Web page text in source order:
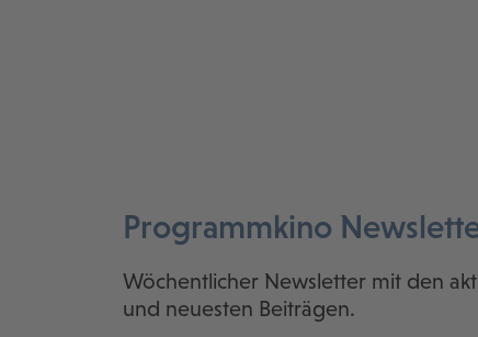
Programmkino
Wöchentlicher Newsletter mit den
und neuesten Beiträgen.